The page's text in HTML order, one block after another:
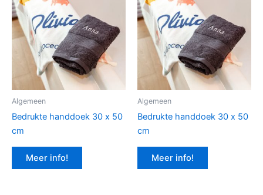
Algemeen
Bedrukte handdoek 30 x 50
cm
Meer info!
Algemeen
Bedrukte handdoek 30 x 50
cm
Meer info!